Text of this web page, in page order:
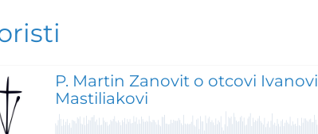
P. Martin Zanovit o otcovi Ivanovi
Mastiliakovi